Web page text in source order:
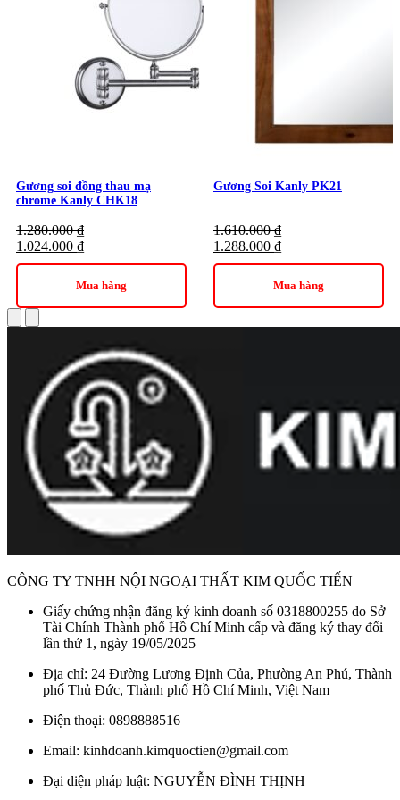
Gương nhà tắm GCK18B
Gương được trang bị hai khớp gấp trên phần tay đỡ, hỗ trợ kéo
ra hoặc xếp gọn linh hoạt tùy nhu cầu sử dụng. Thiết kế này
giúp người dùng dễ thao tác khi cần soi gần mà không chiếm
nhiều diện tích cố định.
Gương nhà tắm GCK18B
Gương soi đồng thau mạ
chrome Kanly CHK18
1.280.000₫
1.024.000 ₫
Mua hàng
Gương Soi Kanly PK21
1.610.000₫
1.288.000 ₫
Mua hàng
CÔNG TY TNHH NỘI NGOẠI THẤT KIM QUỐC TIẾN
Giấy chứng nhận đăng ký kinh doanh số 0318800255 do Sở
Tài Chính Thành phố Hồ Chí Minh cấp và đăng ký thay đổi
lần thứ 1, ngày 19/05/2025
Địa chỉ: 24 Đường Lương Định Của, Phường An Phú, Thành
phố Thủ Đức, Thành phố Hồ Chí Minh, Việt Nam
Điện thoại: 0898888516
Email: kinhdoanh.kimquoctien@gmail.com
Đại diện pháp luật: NGUYỄN ĐÌNH THỊNH